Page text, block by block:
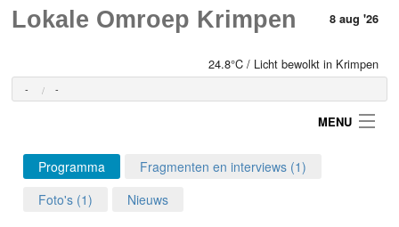
Lokale Omroep Krimpen 8 aug '26
24.8°C / Licht bewolkt in Krimpen
- -
MENU
Login
Programma
Fragmenten en interviews (1)
Foto's (1)
Nieuws